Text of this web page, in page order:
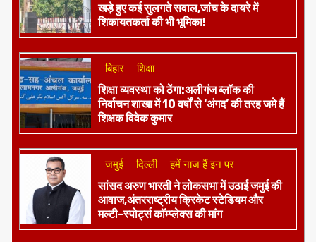
राजस्थान
पहले समझाइश,अब सख्ती,राजस्थान पुलिस की
बड़ी ट्रैफिक स्ट्राइक जारी
बिहार
झाझा थाना रिश्वतकांड,SVU की कार्रवाई के बाद
खड़े हुए कई सुलगते सवाल,जांच के दायरे में
शिकायतकर्ता की भी भूमिका!
बिहार शिक्षा